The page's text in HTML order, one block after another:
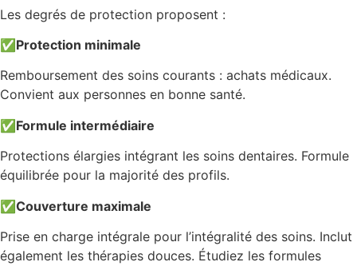
Les degrés de protection proposent :
✅ Protection minimale
Remboursement des soins courants : achats médicaux.
Convient aux personnes en bonne santé.
✅Formule intermédiaire
Protections élargies intégrant les soins dentaires. Formule
équilibrée pour la majorité des profils.
✅Couverture maximale
Prise en charge intégrale pour l’intégralité des soins. Inclut
également les thérapies douces. Étudiez les formules